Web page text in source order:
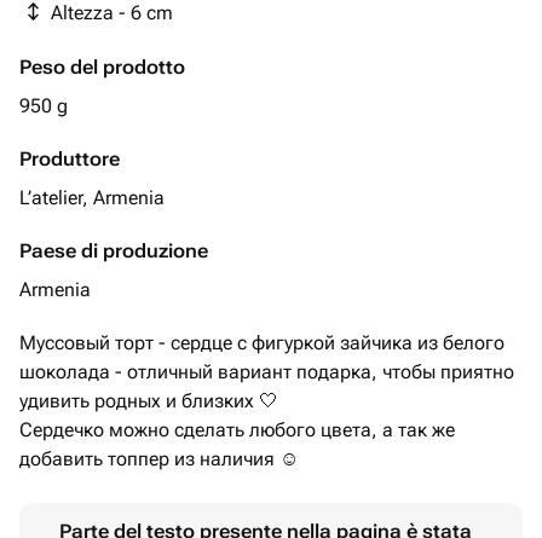
Altezza - 6 cm
Peso del prodotto
950 g
Produttore
L’atelier, Armenia
Paese di produzione
Armenia
Муссовый торт - сердце с фигуркой зайчика из белого
шоколада - отличный вариант подарка, чтобы приятно
удивить родных и близких 🤍
Сердечко можно сделать любого цвета, а так же
добавить топпер из наличия ☺️
Parte del testo presente nella pagina è stata